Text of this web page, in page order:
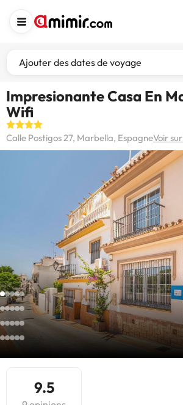
Ajouter des dates de voyage
Impresionante Casa En
Wifi
Calle Postigos 27, Marbella, EspagneVoir
9.5